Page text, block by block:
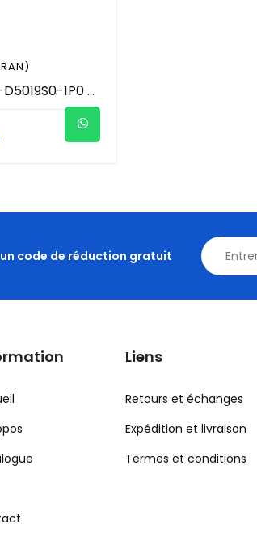
HIKVISION DS-D5019S0-1P0 - Moniteur ( Ecran) 19 Pouces - Conception à faible lumière bleue pour la protection des yeux.
code de réduction gratuit
Liens
Retours et échanges
Expédition et livraison
Termes et conditions